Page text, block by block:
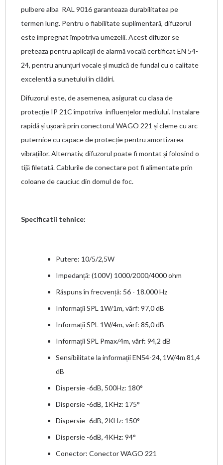
pulbere alba RAL 9016 garanteaza durabilitatea pe
termen lung. Pentru o fiabilitate suplimentară, difuzorul
este impregnat împotriva umezelii. Acest difuzor se
preteaza pentru aplicații de alarmă vocală certificat EN 54-
24, pentru anunțuri vocale și muzică de fundal cu o calitate
excelentă a sunetului în clădiri.
Difuzorul este, de asemenea, asigurat cu clasa de
protecție IP 21C împotriva influențelor mediului. Instalare
rapidă și ușoară prin conectorul WAGO 221 și cleme cu arc
puternice cu capace de protecție pentru amortizarea
vibrațiilor. Alternativ, difuzorul poate fi montat și folosind o
tijă filetată. Cablurile de conectare pot fi alimentate prin
coloane de cauciuc din domul de foc.
Specificatii tehnice:
Putere: 10/5/2,5W
Impedanță: (100V) 1000/2000/4000 ohm
Răspuns în frecvență: 56 - 18.000 Hz
Informații SPL 1W/1m, vârf: 97,0 dB
Informații SPL 1W/4m, vârf: 85,0 dB
Informații SPL Pmax/4m, vârf: 94,2 dB
Sensibilitate la informații EN54-24, 1W/4m 81,4
dB
Dispersie -6dB, 500Hz: 180°
Dispersie -6dB, 1KHz: 175°
Dispersie -6dB, 2KHz: 150°
Dispersie -6dB, 4KHz: 94°
Conector: Conector WAGO 221